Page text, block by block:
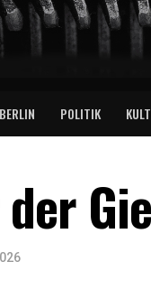
BERLIN POLITIK